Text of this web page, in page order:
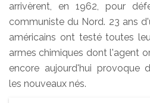
arrivèrent, en 1962, pour
communiste du Nord. 23 ans
américains ont testé toutes
armes chimiques dont l'agent
encore aujourd'hui provoque
les nouveaux nés.